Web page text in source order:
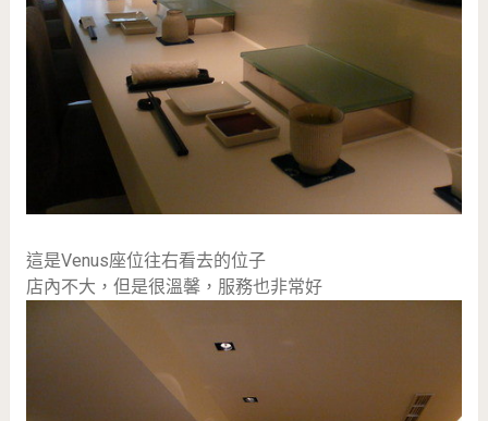
這是Venus座位往右看去的位子
店內不大，但是很溫馨，服務也非常好